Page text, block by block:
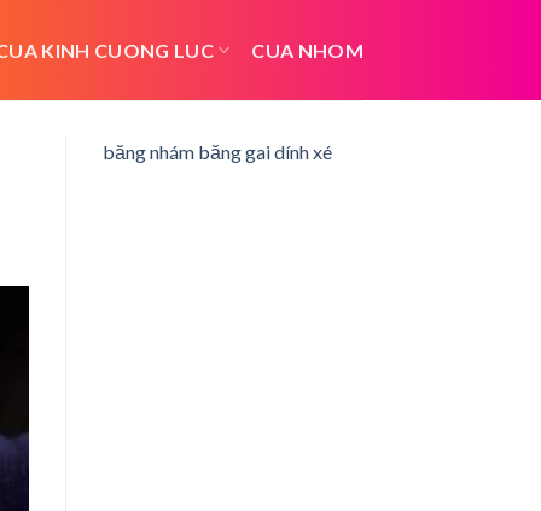
KINH CUONG LUC CUA NHOM
băng nhám băng gai dính xé